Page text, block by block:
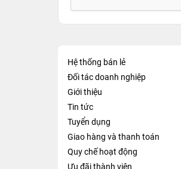
Hệ thống bán lẻ
Đối tác doanh nghiệp
Giới thiệu
Tin tức
Tuyển dụng
Giao hàng và thanh toán
Quy chế hoạt động
Ưu đãi thành viên